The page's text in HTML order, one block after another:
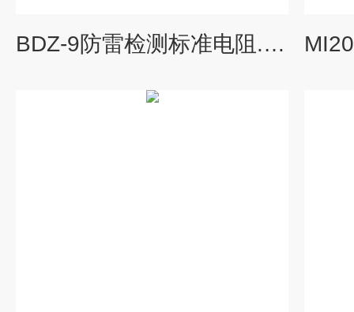
BDZ-9防雷检测标准电阻.甲乙级防雷资质标准